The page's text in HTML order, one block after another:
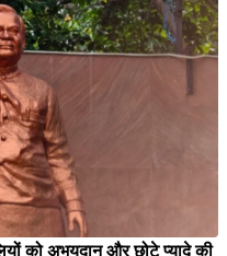
को अभयदान और छोटे प्यादे की